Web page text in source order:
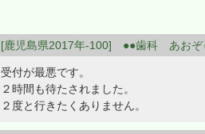
[鹿児島県2017年-100] ●●歯科 あおぞ
受付が最悪です。
２時間も待たされました。
２度と行きたくありません。